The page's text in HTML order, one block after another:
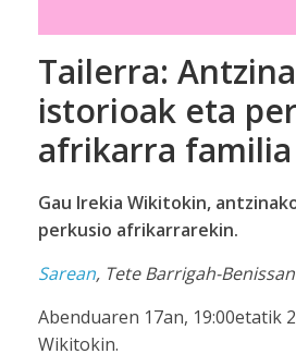
Tailerra:
istorioak eta
afrikarra
Gau Irekia Wikitokin,
perkusio afrikarrarekin.
Sarean, Tete Barrigah-
Abenduaren 17an, 19:00etatik
Wikitokin.